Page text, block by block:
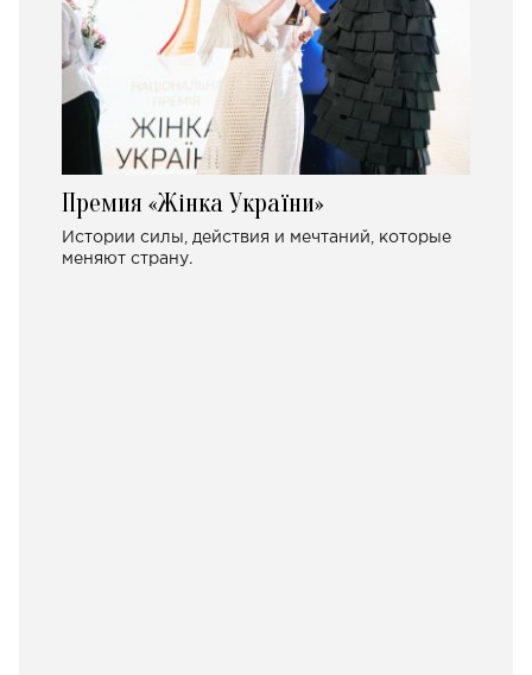
Премия «Жінка України»
Истории силы, действия и мечтаний, которые
меняют страну.